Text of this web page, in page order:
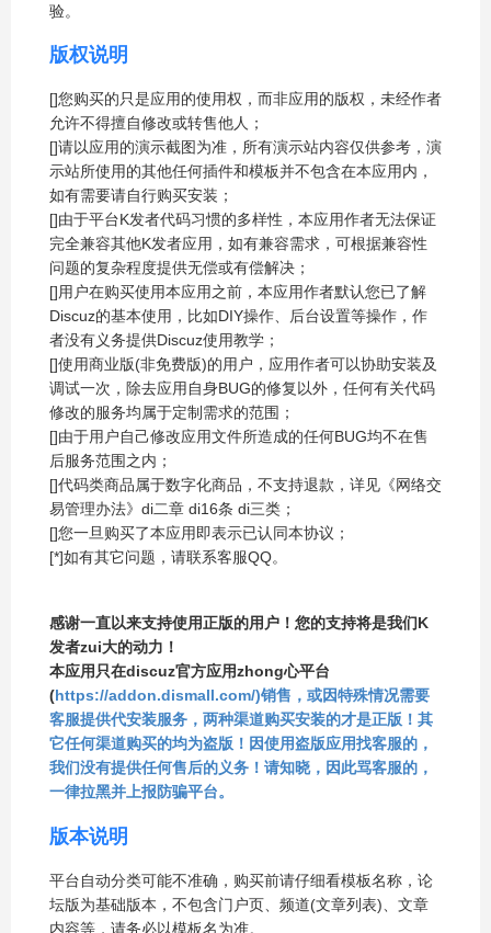
验。
版权说明
[]您购买的只是应用的使用权，而非应用的版权，未经作者
允许不得擅自修改或转售他人；
[]请以应用的演示截图为准，所有演示站内容仅供参考，演
示站所使用的其他任何插件和模板并不包含在本应用内，
如有需要请自行购买安装；
[]由于平台K发者代码习惯的多样性，本应用作者无法保证
完全兼容其他K发者应用，如有兼容需求，可根据兼容性
问题的复杂程度提供无偿或有偿解决；
[]用户在购买使用本应用之前，本应用作者默认您已了解
Discuz的基本使用，比如DIY操作、后台设置等操作，作
者没有义务提供Discuz使用教学；
[]使用商业版(非免费版)的用户，应用作者可以协助安装及
调试一次，除去应用自身BUG的修复以外，任何有关代码
修改的服务均属于定制需求的范围；
[]由于用户自己修改应用文件所造成的任何BUG均不在售
后服务范围之内；
[]代码类商品属于数字化商品，不支持退款，详见《网络交
易管理办法》di二章 di16条 di三类；
[]您一旦购买了本应用即表示已认同本协议；
[*]如有其它问题，请联系客服QQ。
感谢一直以来支持使用正版的用户！您的支持将是我们K
发者zui大的动力！
本应用只在discuz官方应用zhong心平台
(https://addon.dismall.com/)销售，或因特殊情况需要
客服提供代安装服务，两种渠道购买安装的才是正版！其
它任何渠道购买的均为盗版！因使用盗版应用找客服的，
我们没有提供任何售后的义务！请知晓，因此骂客服的，
一律拉黑并上报防骗平台。
版本说明
平台自动分类可能不准确，购买前请仔细看模板名称，论
坛版为基础版本，不包含门户页、频道(文章列表)、文章
内容等，请务必以模板名为准。